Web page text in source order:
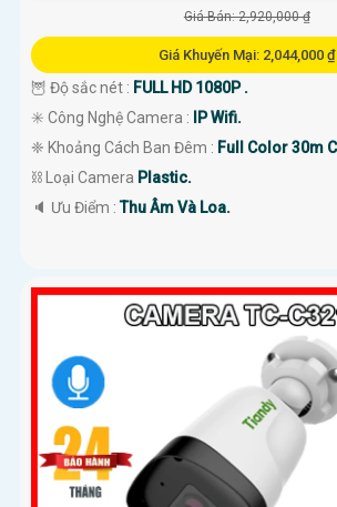
Giá Bán: 2,920,000 ₫
Giá Khuyến Mại: 2,044,000 ₫
🦉 Độ sắc nét : FULL HD 1080P .
✳️ Công Nghệ Camera :
IP Wifi.
❈ Khoảng Cách Ban Đêm : Full Color 30m
⛓ Loại Camera Plastic.
️🔈 Ưu Điểm :Thu Âm Và Loa.